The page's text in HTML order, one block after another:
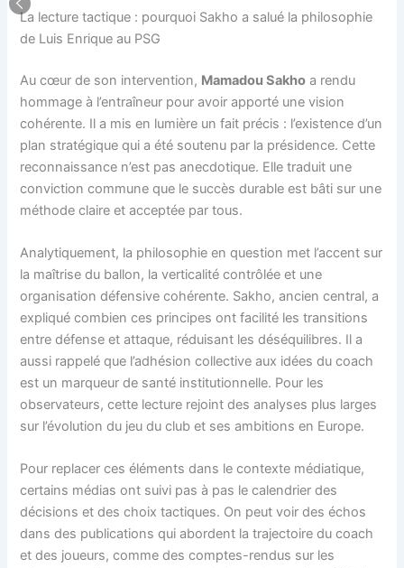
La lecture tactique : pourquoi Sakho a salué la philosophie
de Luis Enrique au PSG
Au cœur de son intervention, Mamadou Sakho a rendu
hommage à l’entraîneur pour avoir apporté une vision
cohérente. Il a mis en lumière un fait précis : l’existence d’un
plan stratégique qui a été soutenu par la présidence. Cette
reconnaissance n’est pas anecdotique. Elle traduit une
conviction commune que le succès durable est bâti sur une
méthode claire et acceptée par tous.
Analytiquement, la philosophie en question met l’accent sur
la maîtrise du ballon, la verticalité contrôlée et une
organisation défensive cohérente. Sakho, ancien central, a
expliqué combien ces principes ont facilité les transitions
entre défense et attaque, réduisant les déséquilibres. Il a
aussi rappelé que l’adhésion collective aux idées du coach
est un marqueur de santé institutionnelle. Pour les
observateurs, cette lecture rejoint des analyses plus larges
sur l’évolution du jeu du club et ses ambitions en Europe.
Pour replacer ces éléments dans le contexte médiatique,
certains médias ont suivi pas à pas le calendrier des
décisions et des choix tactiques. On peut voir des échos
dans des publications qui abordent la trajectoire du coach
et des joueurs, comme des comptes-rendus sur les